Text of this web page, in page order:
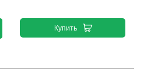
Купить